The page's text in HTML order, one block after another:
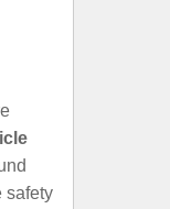
safety